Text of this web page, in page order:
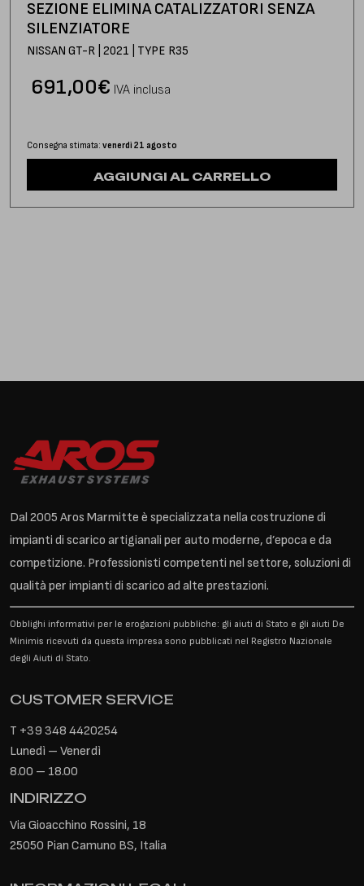
SEZIONE ELIMINA CATALIZZATORI SENZA
SILENZIATORE
NISSAN GT-R | 2021 | TYPE R35
€
691,00 IVA inclusa
Consegna stimata: venerdì 21 agosto
AGGIUNGI AL CARRELLO
Dal 2005 Aros Marmitte è specializzata nella costruzione di
impianti di scarico artigianali per auto moderne, d’epoca e da
competizione. Professionisti competenti nel settore, soluzioni di
qualità per impianti di scarico ad alte prestazioni.
Obblighi informativi per le erogazioni pubbliche: gli aiuti di Stato e gli aiuti De
Minimis ricevuti da questa impresa sono pubblicati nel Registro Nazionale
degli Aiuti di Stato.
CUSTOMER SERVICE
T +39 348 4420254
Lunedì – Venerdì
8.00 – 18.00
INDIRIZZO
Via Gioacchino Rossini, 18
25050 Pian Camuno BS, Italia